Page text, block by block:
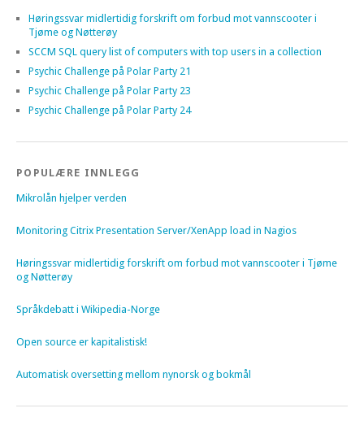
Høringssvar midlertidig forskrift om forbud mot vannscooter i
Tjøme og Nøtterøy
SCCM SQL query list of computers with top users in a collection
Psychic Challenge på Polar Party 21
Psychic Challenge på Polar Party 23
Psychic Challenge på Polar Party 24
POPULÆRE INNLEGG
Mikrolån hjelper verden
Monitoring Citrix Presentation Server/XenApp load in Nagios
Høringssvar midlertidig forskrift om forbud mot vannscooter i Tjøme
og Nøtterøy
Språkdebatt i Wikipedia-Norge
Open source er kapitalistisk!
Automatisk oversetting mellom nynorsk og bokmål